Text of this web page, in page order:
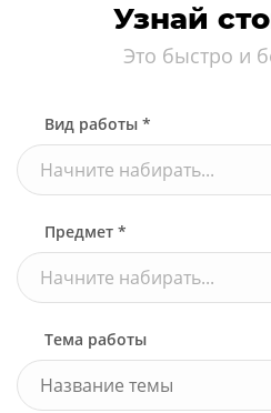
Узнай
Это быстро и
Вид работы *
Начните набирать...
Предмет *
Начните набирать...
Тема работы